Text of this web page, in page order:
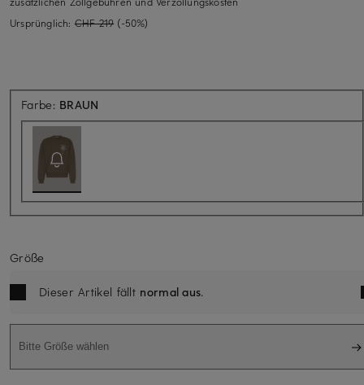
Ursprünglich: CHF 219 (-50%)
Farbe: BRAUN
Größe
Dieser Artikel fällt normal aus.
Bitte Größe wählen